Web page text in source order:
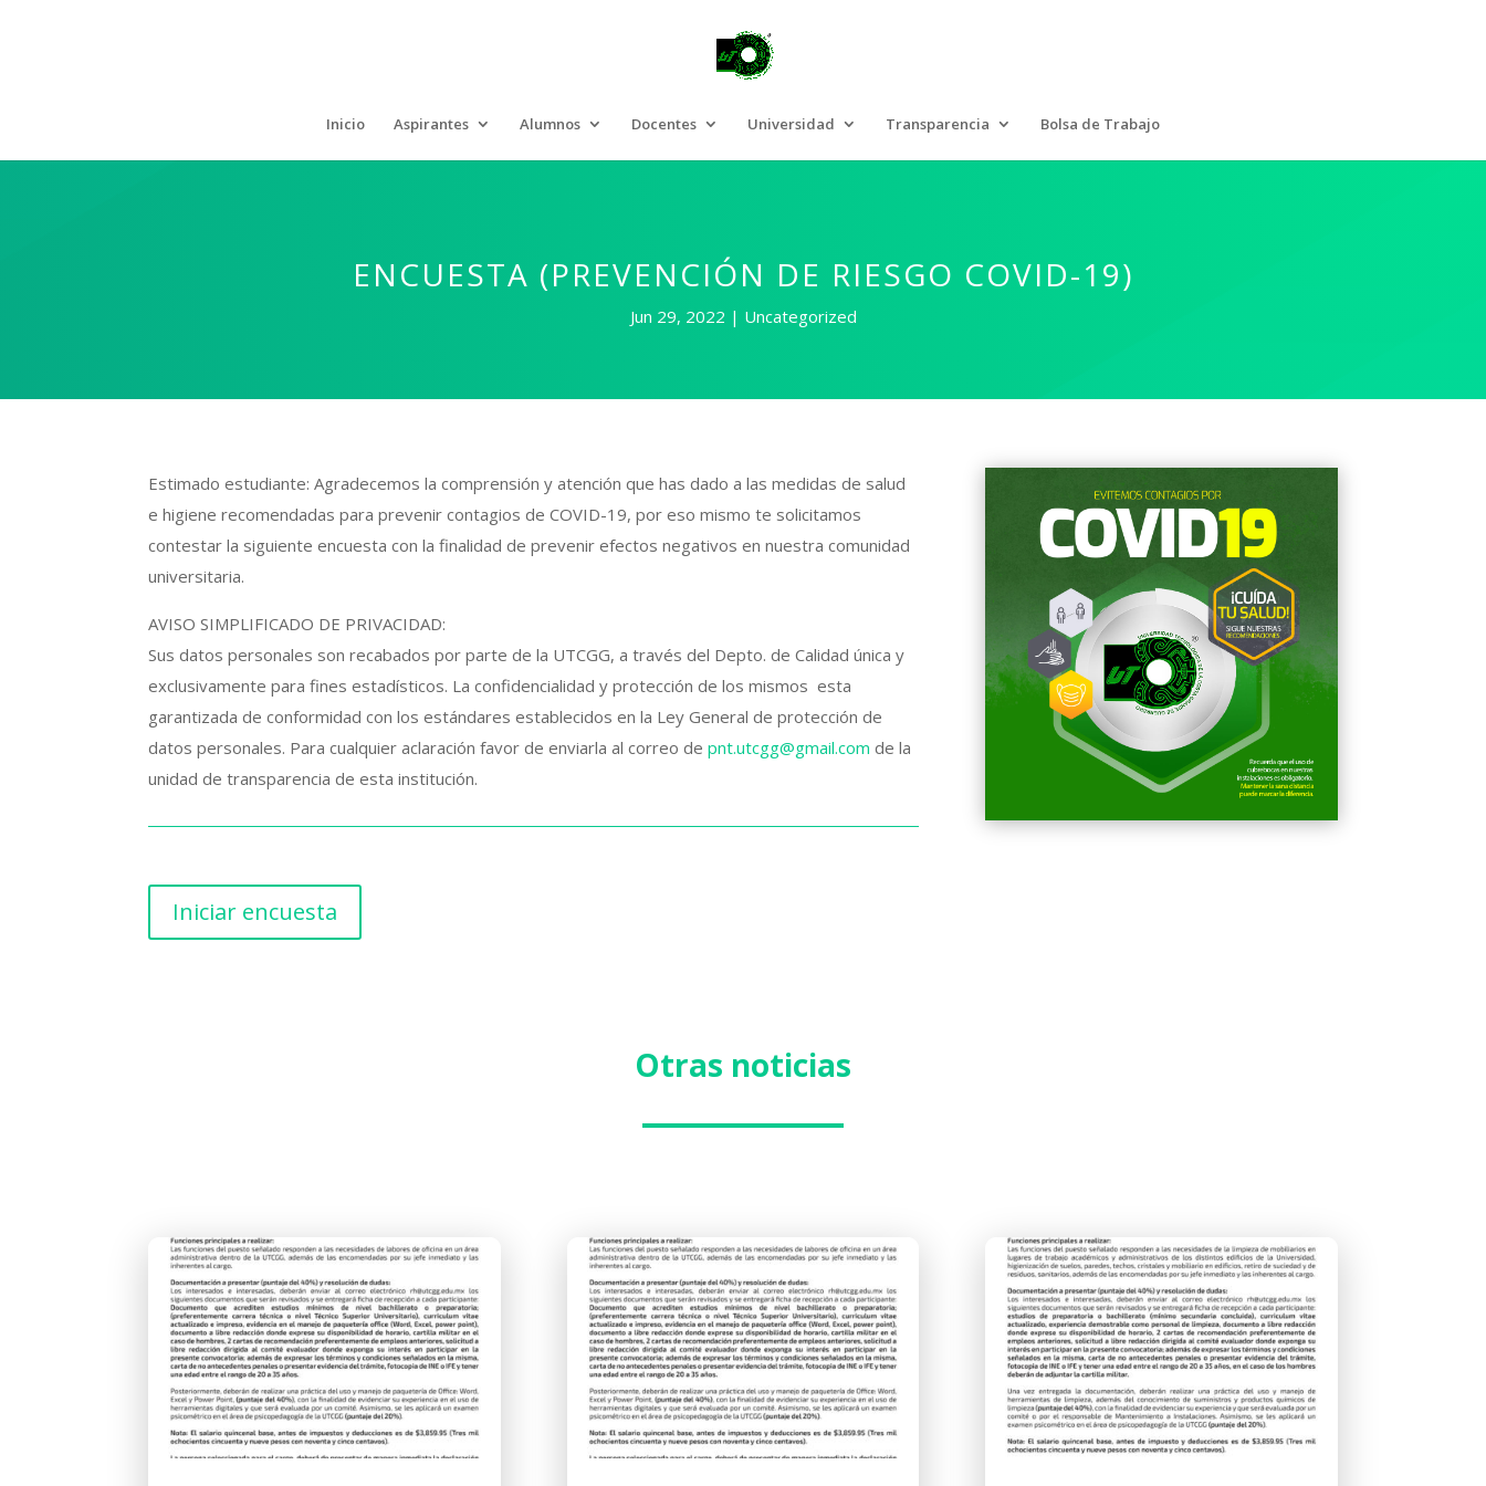
Inicio Aspirantes Alumnos Docentes Universidad Transparencia Bolsa de Trabajo
ENCUESTA (PREVENCIÓN DE RIESGO COVID-19)
Jun 29, 2022 Uncategorized
Estimado estudiante: Agradecemos la comprensión y atención que has dado a las medidas de salud
e higiene recomendadas para prevenir contagios de COVID-19, por eso mismo te solicitamos
contestar la siguiente encuesta con la finalidad de prevenir efectos negativos en nuestra comunidad
universitaria.
AVISO SIMPLIFICADO DE PRIVACIDAD:
Sus datos personales son recabados por parte de la UTCGG, a través del Depto. de Calidad única y
exclusivamente para fines estadísticos. La confidencialidad y protección de los mismos esta
garantizada de conformidad con los estándares establecidos en la Ley General de protección de
datos personales. Para cualquier aclaración favor de enviarla al correo depnt.utcgg@gmail.com de la
unidad de transparencia de esta institución.
Iniciar encuesta
Otras noticias